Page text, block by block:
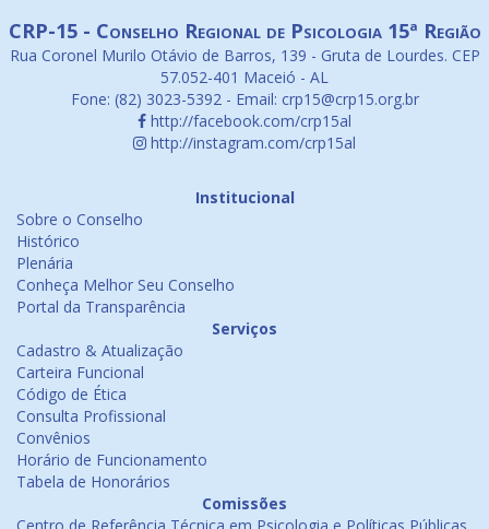
CRP-15 - Conselho Regional de Psicologia 15ª Região
Rua Coronel Murilo Otávio de Barros, 139 - Gruta de Lourdes. CEP
57.052-401 Maceió - AL
Fone: (82) 3023-5392 - Email: crp15@crp15.org.br
http://facebook.com/crp15al
http://instagram.com/crp15al
Institucional
Sobre o Conselho
Histórico
Plenária
Conheça Melhor Seu Conselho
Portal da Transparência
Serviços
Cadastro & Atualização
Carteira Funcional
Código de Ética
Consulta Profissional
Convênios
Horário de Funcionamento
Tabela de Honorários
Comissões